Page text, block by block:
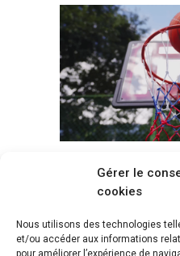
Gérer le
cookies
Nous utilisons des technologies
et/ou accéder aux informations
pour améliorer l’expérience de
Voir tous